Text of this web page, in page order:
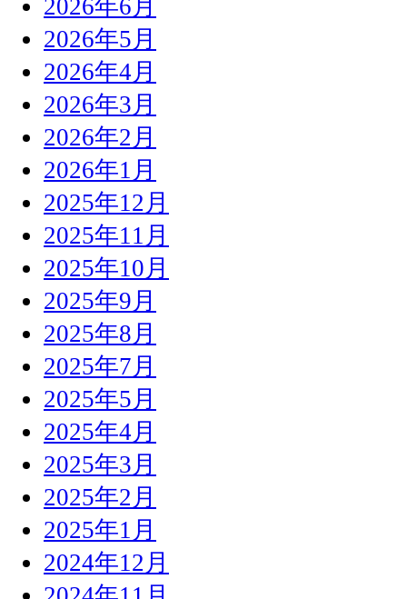
2026年6月
2026年5月
2026年4月
2026年3月
2026年2月
2026年1月
2025年12月
2025年11月
2025年10月
2025年9月
2025年8月
2025年7月
2025年5月
2025年4月
2025年3月
2025年2月
2025年1月
2024年12月